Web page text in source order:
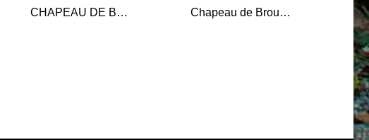
CHAPEAU DE BROUSSE DUNDEE Chapeau de Brousse Bonnie Hat Night Camo